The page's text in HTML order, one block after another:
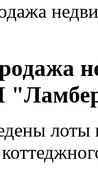
лоты